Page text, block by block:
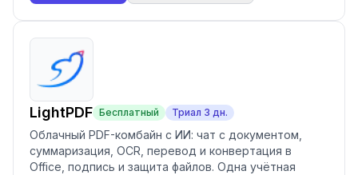
LightPDF Бесплатный Триал 3 дн.
Облачный PDF-комбайн с ИИ: чат с документом,
суммаризация, OCR, перевод и конвертация в
Office, подпись и защита файлов. Одна учётная